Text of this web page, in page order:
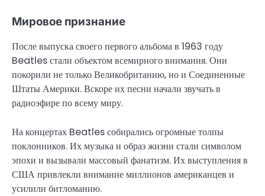
Мировое признание
После выпуска своего первого альбома в 1963 году
Beatles стали объектом всемирного внимания. Они
покорили не только Великобританию, но и Соединенные
Штаты Америки. Вскоре их песни начали звучать в
радиоэфире по всему миру.
На концертах Beatles собирались огромные толпы
поклонников. Их музыка и образ жизни стали символом
эпохи и вызывали массовый фанатизм. Их выступления в
США привлекли внимание миллионов американцев и
усилили битломанию.